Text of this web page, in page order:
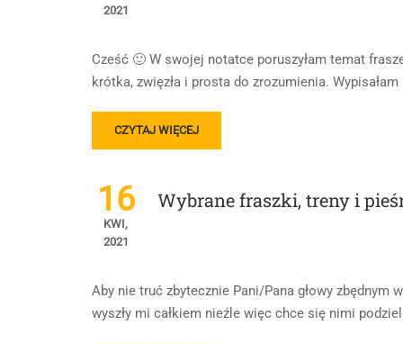
2021
Cześć 🙂 W swojej notatce poruszyłam temat
krótka, zwięzła i prosta do zrozumienia.
READ
MORE
FRASZKI
–
JAN
KOCHANOWSKI
CZYTAJ WIĘCEJ
16
KWI,
2021
Wybrane fraszki, treny i
Aby nie truć zbytecznie Pani/Pana głowy zbędnym
wyszły mi całkiem nieźle więc chce się nimi